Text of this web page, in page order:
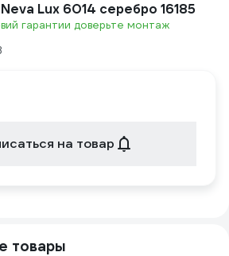
Lux 6014 серебро 16185
гарантии доверьте монтаж
на товар
товары